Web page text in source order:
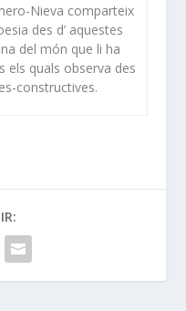
Nieva comparteix
des d’ aquestes
del món que li ha
els quals observa des
constructives.